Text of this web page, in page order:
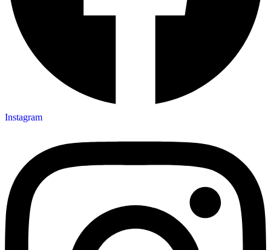
Instagram